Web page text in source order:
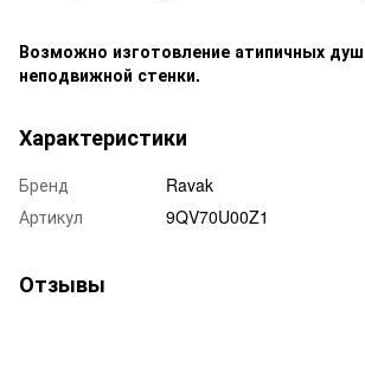
Возможно изготовление атипичных
неподвижной стенки.
Характеристики
Бренд
Ravak
Артикул
9QV70U00Z1
Отзывы